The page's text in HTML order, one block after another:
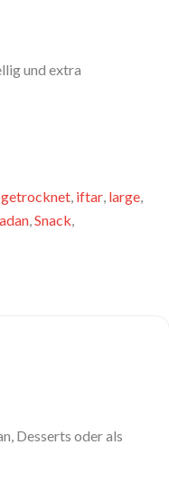
und extra
getrocknet, iftar, large,
,Snack,
Desserts oder als